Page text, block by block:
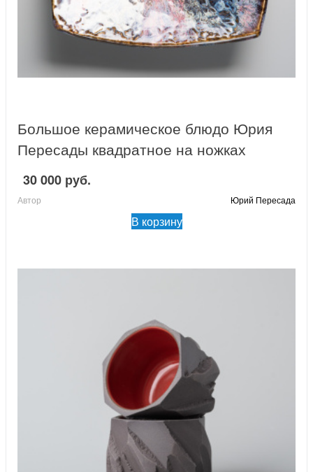
Большое керамическое блюдо Юрия
Пересады квадратное на ножках
30 000 руб.
Автор Юрий Пересада
В корзину